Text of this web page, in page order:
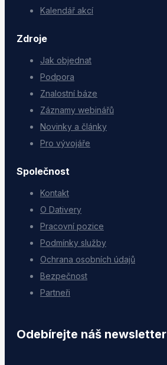
Kalendář akcí
Zdroje
Jak objednat
Podpora
Znalostní báze
Záznamy webinářů
Novinky a články
Pro vývojáře
Společnost
Kontakt
O Dativery
Pracovní pozice
Podmínky služby
Ochrana osobních údajů
Bezpečnost
Partneři
Odebírejte náš newsletter